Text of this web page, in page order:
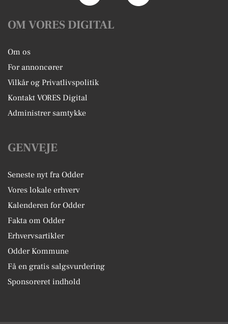
OM VORES DIGITAL
Om os
For annoncører
Vilkår og Privatlivspolitik
Kontakt VORES Digital
Administrer samtykke
GENVEJE
Seneste nyt fra Odder
Vores lokale erhverv
Kalenderen for Odder
Fakta om Odder
Erhvervsartikler
Odder Kommune
Få en gratis salgsvurdering
Sponsoreret indhold